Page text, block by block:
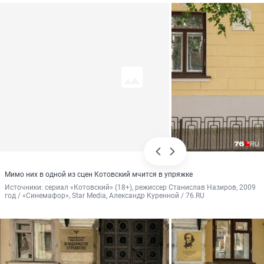
Мимо них в одной из сцен Котовский мчится в упряжке
Источники: сериал «Котовский» (18+), режиссер Станислав Назиров, 2009
год / «Синемафор», Star Media, Александр Куренной / 76.RU